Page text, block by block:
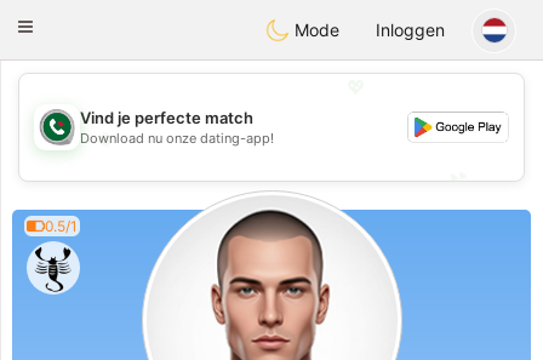
Weshrak
Toggle
Mode Inloggen
💖
💕
Vind je perfecte match
Download nu onze dating-app!
0.5/1